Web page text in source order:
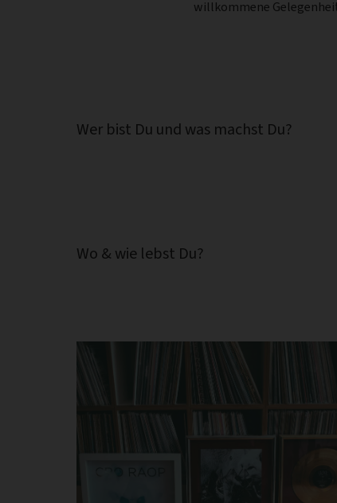
willkommene
Wer bist Du und was machst Du?
Wo & wie lebst Du?